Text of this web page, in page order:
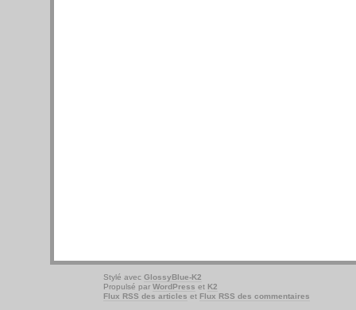
Stylé avec GlossyBlue-K2
Propulsé par WordPress et K2
Flux RSS des articles et Flux RSS des commentaires